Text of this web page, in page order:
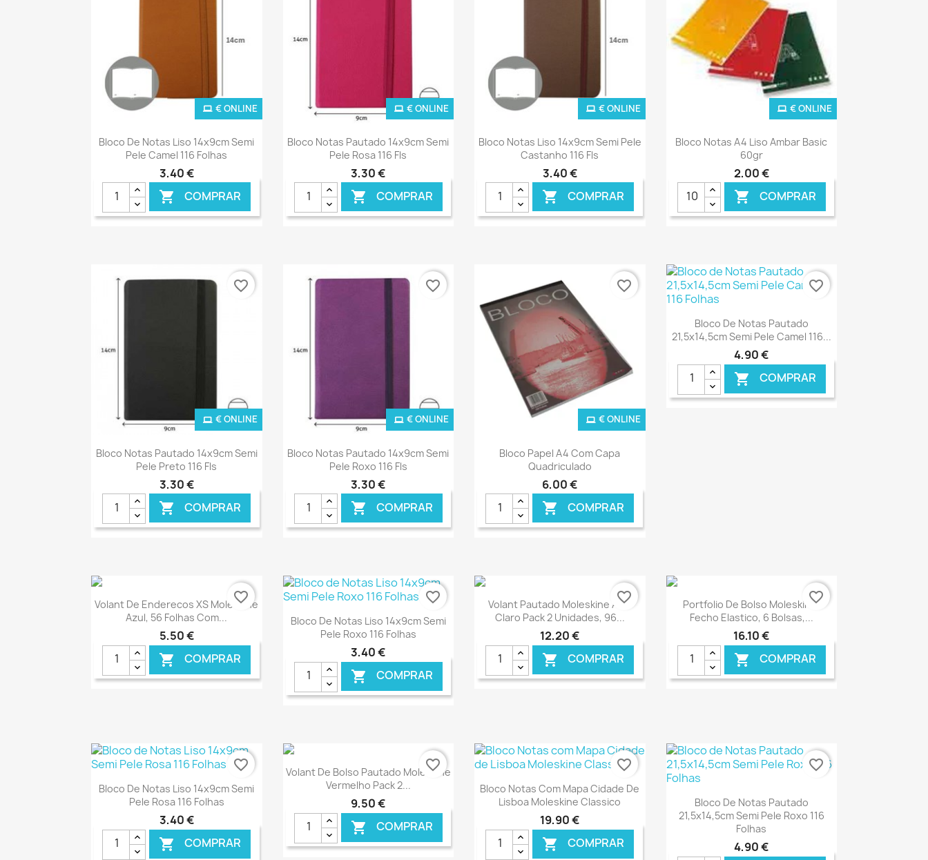
 Ver+
Bloco De Notas Liso 14x9cm Semi
Pele Camel 116 Folhas
3,40 €
 COMPRAR
€ ONLINE
Ver+
Bloco Notas Pautado 14x9cm Semi
Pele Rosa 116 Fls
3,30 €
 COMPRAR
€ ONLINE
Ver+
Bloco Notas Liso 14x9cm Semi Pele
Castanho 116 Fls
3,40 €
 COMPRAR
€ ONLINE
 Ver+
Bloco Notas A4 Liso Ambar Basic
60gr
2,00 €
 COMPRAR
€ ONLINE
Ver+
Bloco Notas Pautado 14x9cm Semi
Pele Preto 116 Fls
3,30 €
 COMPRAR
€ ONLINE
favorite_border
Ver+
Bloco Notas Pautado 14x9cm Semi
Pele Roxo 116 Fls
3,30 €
 COMPRAR
€ ONLINE
favorite_border
 Ver+
Bloco Papel A4 Com Capa
Quadriculado
6,00 €
 COMPRAR
€ ONLINE
favorite_border
Ver+
Bloco De Notas Pautado
21,5x14,5cm Semi Pele Camel 116...
4,90 €
 COMPRAR
favorite_border
Ver+
Volant De Enderecos XS Moleskine
Azul, 56 Folhas Com...
5,50 €
 COMPRAR
favorite_border
 Ver+
Bloco De Notas Liso 14x9cm Semi
Pele Roxo 116 Folhas
3,40 €
 COMPRAR
favorite_border Ver+
Volant Pautado Moleskine Azul
Claro Pack 2 Unidades, 96...
12,20 €
 COMPRAR
favorite_border Ver+
Portfolio De Bolso Moleskine,
Fecho Elastico, 6 Bolsas,...
16,10 €
 COMPRAR
favorite_border
 Ver+
Bloco De Notas Liso 14x9cm Semi
Pele Rosa 116 Folhas
3,40 €
 COMPRAR
favorite_border Ver+
Volant De Bolso Pautado Moleskine
Vermelho Pack 2...
9,50 €
 COMPRAR
favorite_border
Ver+
Bloco Notas Com Mapa Cidade De
Lisboa Moleskine Classico
19,90 €
 COMPRAR
favorite_border
Ver+
Bloco De Notas Pautado
21,5x14,5cm Semi Pele Roxo 116
Folhas
4,90 €
favorite_border